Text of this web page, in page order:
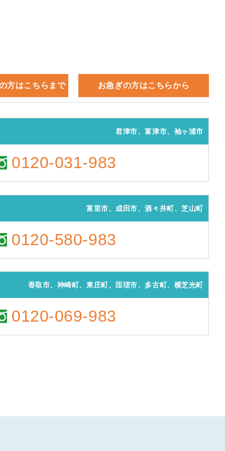
方はこちらまで お急ぎの方はこちらから
君津市、富津市、袖ヶ浦市
0120-031-983
富里市、成田市、酒々井町、芝山町
0120-580-983
香取市、神崎町、東庄町、匝瑳市、多古町、横芝光町
0120-069-983